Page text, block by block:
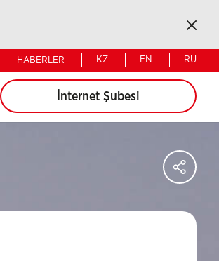
Kapat
HABERLER KZ EN RU
İnternet Şubesi